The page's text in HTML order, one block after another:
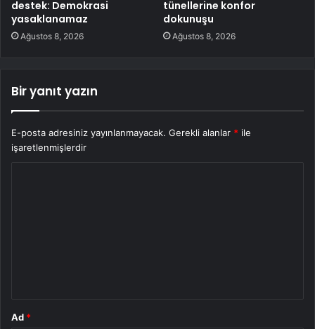
destek: Demokrasi
yasaklanamaz
Ağustos 8, 2026
tünellerine konfor
dokunuşu
Ağustos 8, 2026
Bir yanıt yazın
E-posta adresiniz yayınlanmayacak. Gerekli alanlar * ile
işaretlenmişlerdir
Ad *